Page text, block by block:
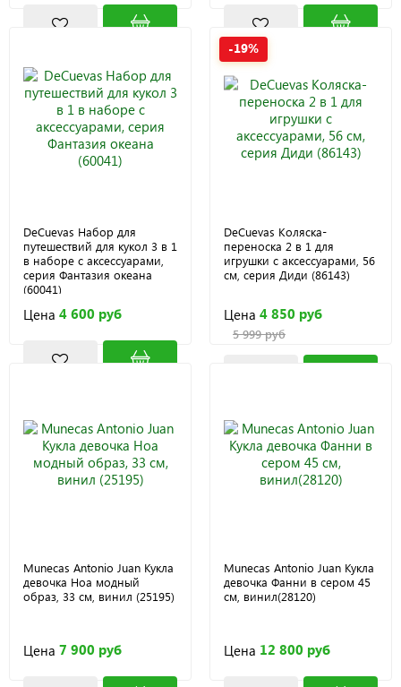
DeCuevas Набор для
путешествий для кукол 3 в 1
в наборе с аксессуарами,
серия Фантазия океана
(60041)
Цена 4 600 руб
-19%
DeCuevas Коляска-
переноска 2 в 1 для
игрушки с аксессуарами, 56
см, серия Диди (86143)
Цена 4 850 руб
5 999 руб
Munecas Antonio Juan Кукла
девочка Ноа модный
образ, 33 см, винил (25195)
Цена 7 900 руб
Munecas Antonio Juan Кукла
девочка Фанни в сером 45
см, винил(28120)
Цена 12 800 руб